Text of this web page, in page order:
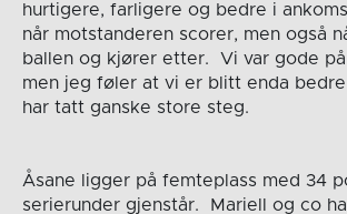
hurtigere, farligere og bedre i
når motstanderen scorer, men også
ballen og kjører etter. Vi var gode
men jeg føler at vi er blitt enda
har tatt ganske store steg.
Åsane ligger på femteplass med 34
serierunder gjenstår. Mariell og co